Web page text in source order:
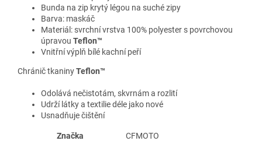
Bunda na zip krytý légou na suché zipy
Barva: maskáč
Materiál: svrchní vrstva 100% polyester s povrchovou
úpravou Teflon™
Vnitřní výplň bílé kachní peří
Chránič tkaninyTeflon™
Odolává nečistotám, skvrnám a rozlití
Udrží látky a textilie déle jako nové
Usnadňuje čištění
Značka
CFMOTO